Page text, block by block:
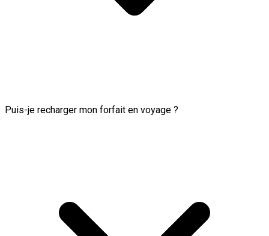
Puis-je recharger mon forfait en voyage ?